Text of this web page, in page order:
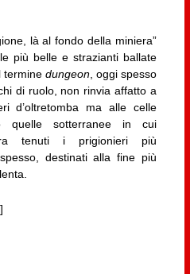
là al fondo della miniera”
più belle e strazianti ballate
termine dungeon, oggi spesso
di ruolo, non rinvia affatto a
d’oltretomba ma alle celle
quelle sotterranee in cui
tenuti i prigionieri più
destinati alla fine più